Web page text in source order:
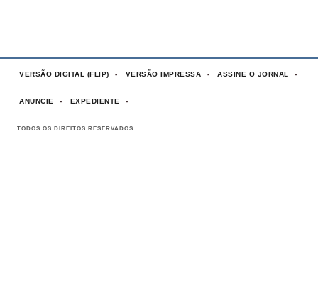
VERSÃO DIGITAL (FLIP) VERSÃO IMPRESSA ASSINE O JORNAL
ANUNCIE EXPEDIENTE
TODOS OS DIREITOS RESERVADOS